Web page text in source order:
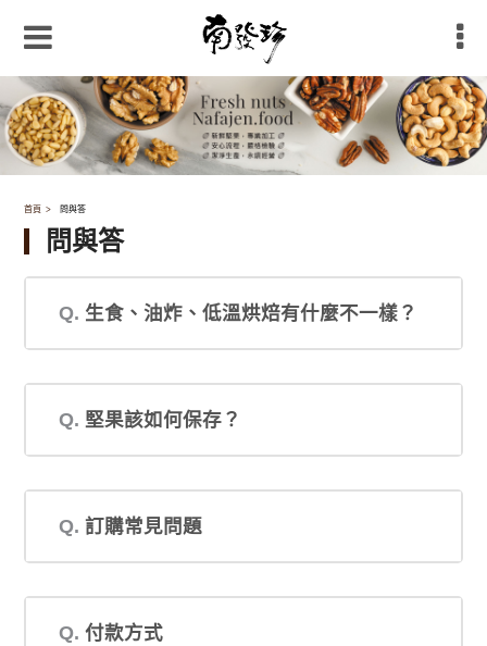
首頁 問與答
問與答
Q. 生食、油炸、低溫烘焙有什麼不一樣？
Q. 堅果該如何保存？
Q. 訂購常見問題
Q. 付款方式